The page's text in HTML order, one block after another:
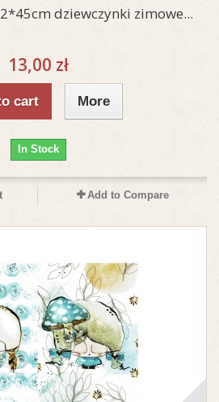
dziewczynki zimowe...
13,00 zł
cart More
In Stock
Add to Compare